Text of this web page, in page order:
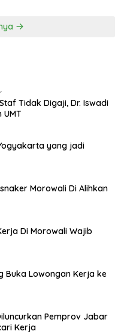
Tidak Digaji, Dr. Iswadi
UMT
yang jadi
Morowali Di Alihkan
Di Morowali Wajib
Buka Lowongan Kerja ke
Pemprov Jabar
Kerja